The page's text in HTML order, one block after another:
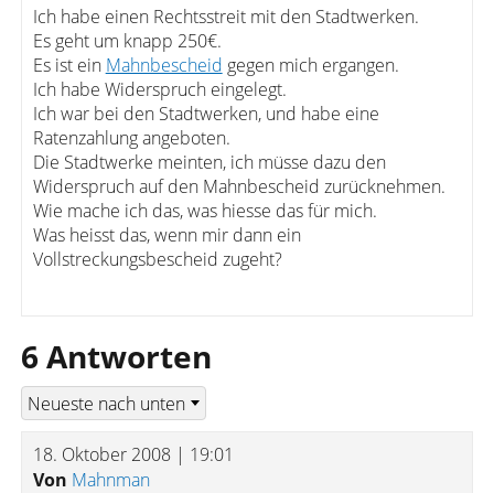
Ich habe einen Rechtsstreit mit den Stadtwerken.
Es geht um knapp 250€.
Es ist ein Mahnbescheid gegen mich ergangen.
Ich habe Widerspruch eingelegt.
Ich war bei den Stadtwerken, und habe eine
Ratenzahlung angeboten.
Die Stadtwerke meinten, ich müsse dazu den
Widerspruch auf den Mahnbescheid zurücknehmen.
Wie mache ich das, was hiesse das für mich.
Was heisst das, wenn mir dann ein
Vollstreckungsbescheid zugeht?
6 Antworten
18. Oktober 2008 | 19:01
Von Mahnman